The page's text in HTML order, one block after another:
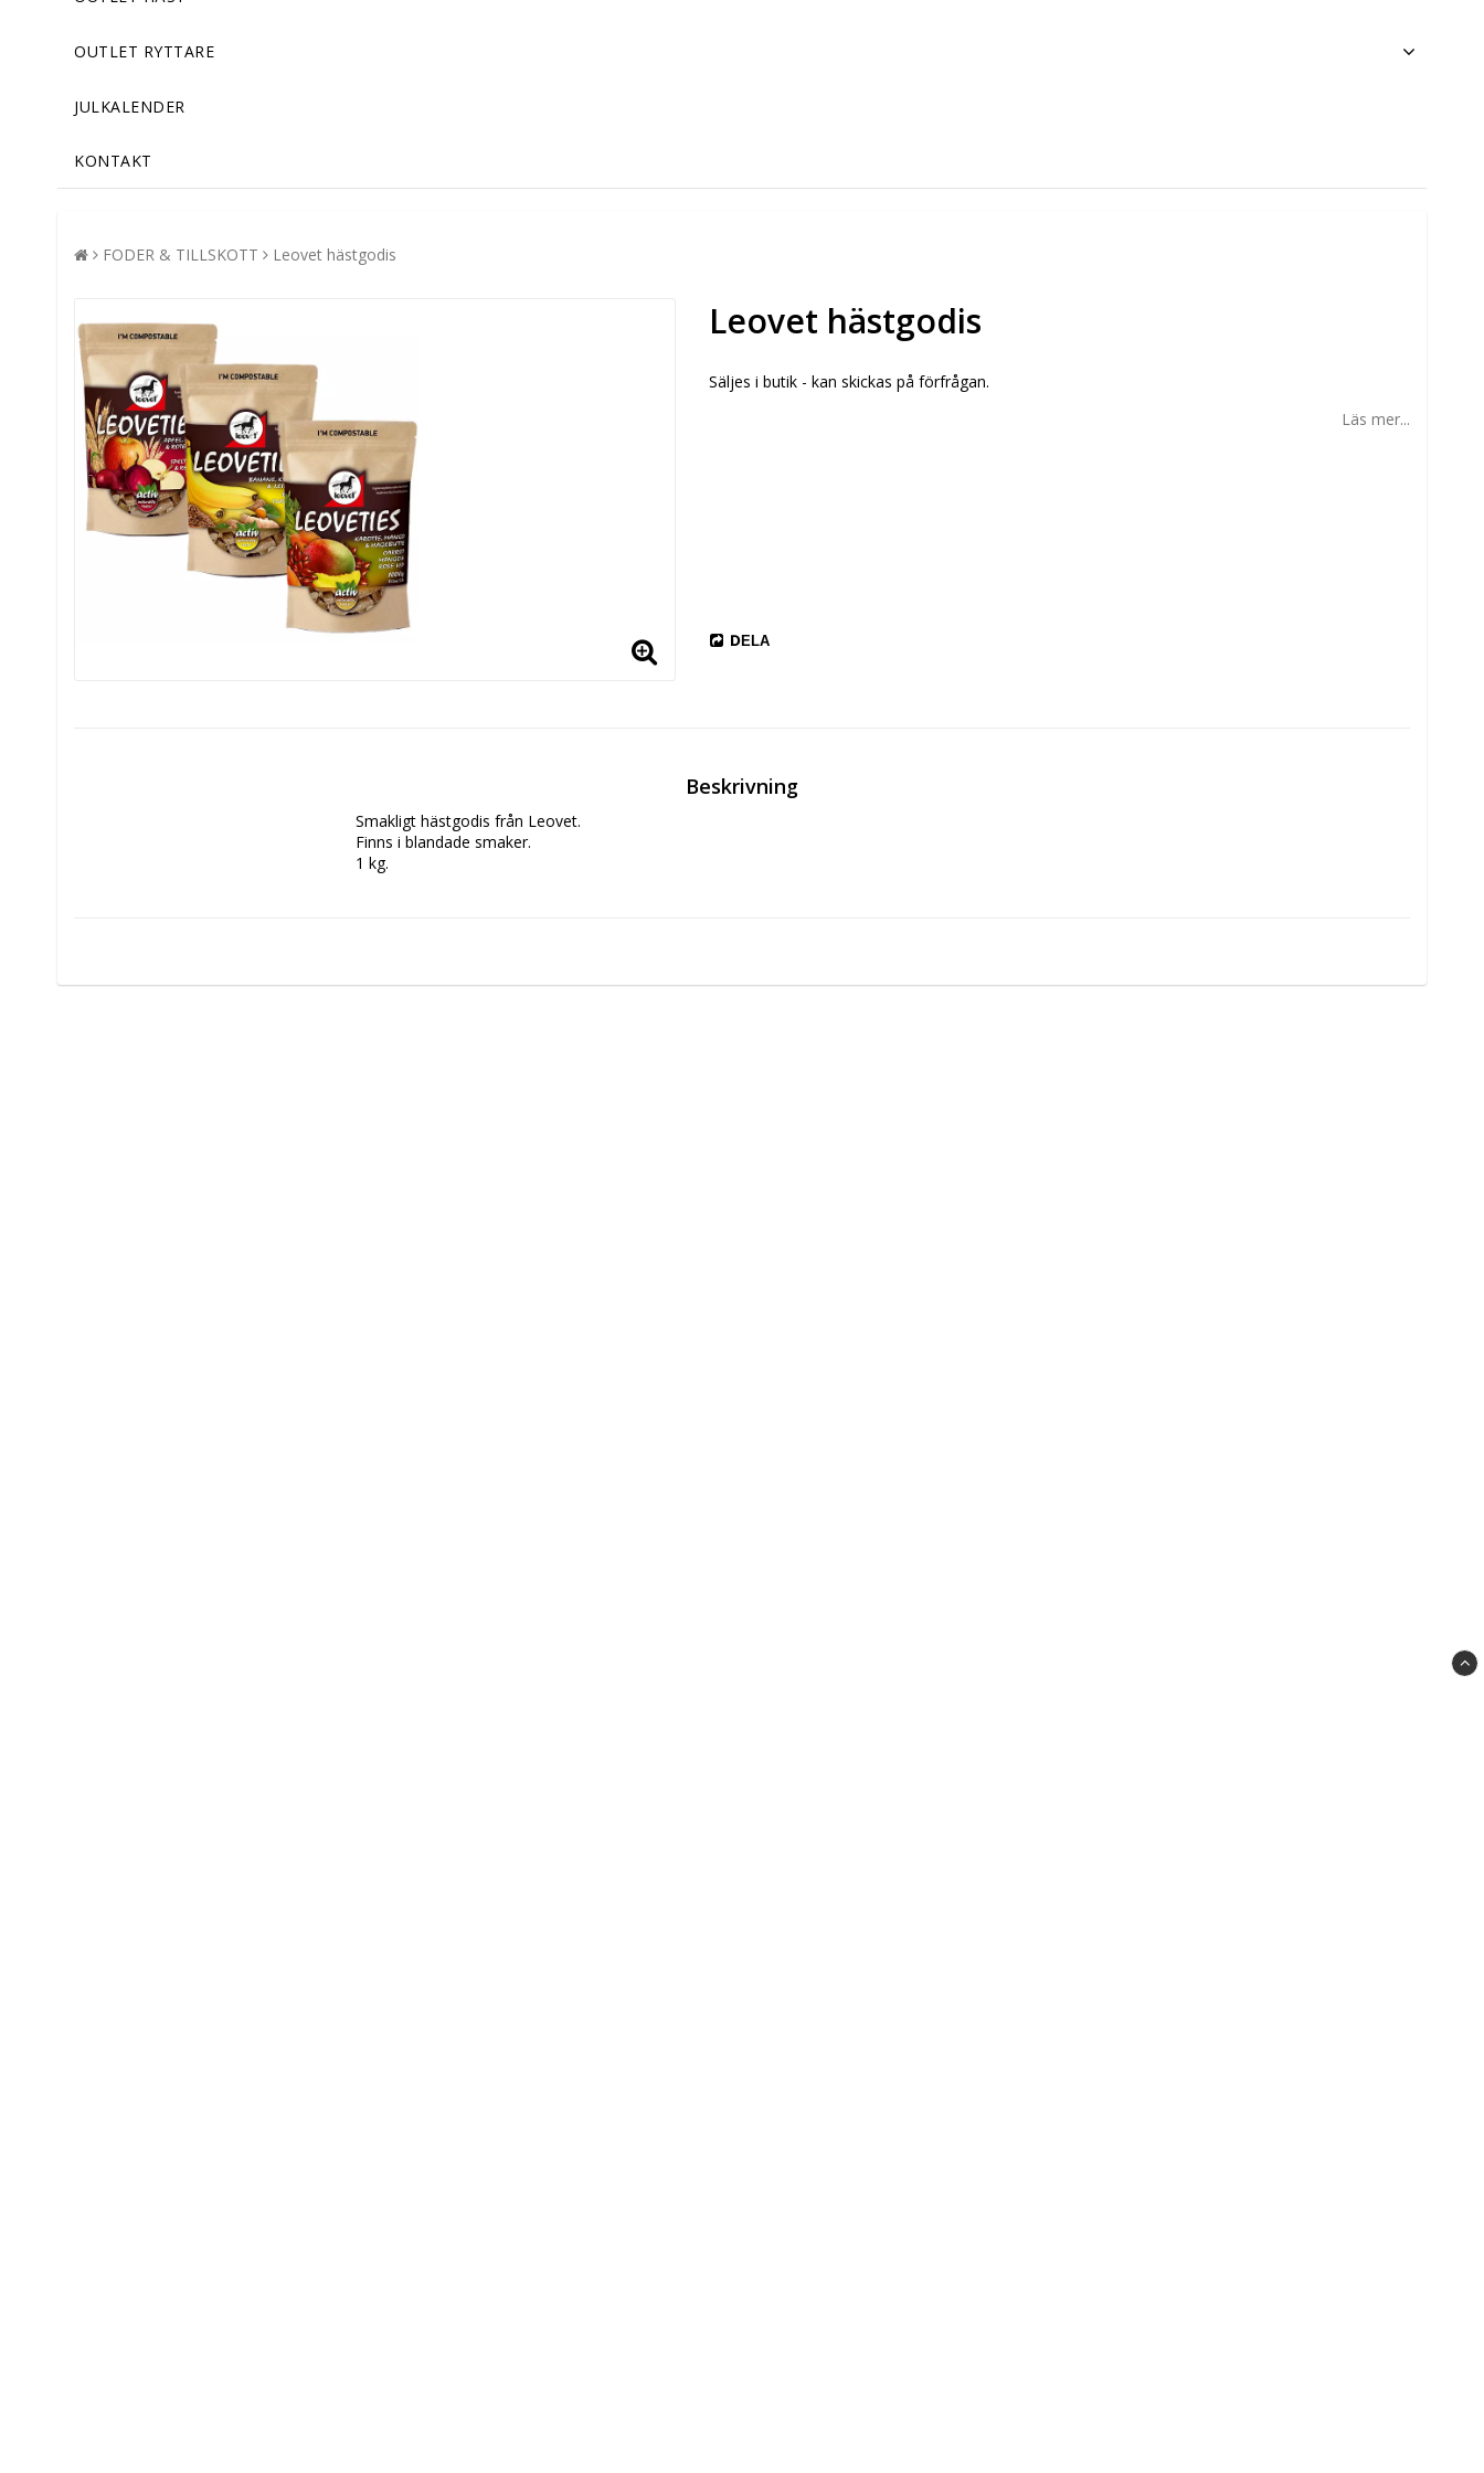
OUTLET RYTTARE
JULKALENDER
KONTAKT
FODER & TILLSKOTT Leovet hästgodis
Leovet hästgodis
Säljes i butik - kan skickas på förfrågan.
Läs mer...
DELA
Beskrivning
Smakligt hästgodis från Leovet.
Finns i blandade smaker.
1 kg.